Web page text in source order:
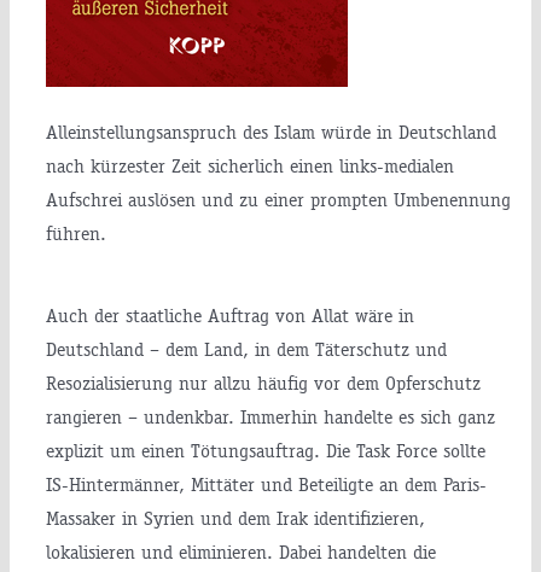
Alleinstellungsanspruch des Islam würde in Deutschland
nach kürzester Zeit sicherlich einen links-medialen
Aufschrei auslösen und zu einer prompten Umbenennung
führen.
Auch der staatliche Auftrag von Allat wäre in
Deutschland – dem Land, in dem Täterschutz und
Resozialisierung nur allzu häufig vor dem Opferschutz
rangieren – undenkbar. Immerhin handelte es sich ganz
explizit um einen Tötungsauftrag. Die Task Force sollte
IS-Hintermänner, Mittäter und Beteiligte an dem Paris-
Massaker in Syrien und dem Irak identifizieren,
lokalisieren und eliminieren. Dabei handelten die